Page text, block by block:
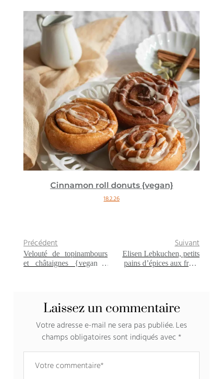
Cinnamon roll donuts {vegan}
18.2.26
Précédent
Velouté de topinambours
et châtaignes {vegan –
Suivant
Elisen Lebkuchen, petits
pains d’épices aux fruits
Laissez un commentaire
Votre adresse e-mail ne sera pas publiée.Les
champs obligatoires sont indiqués avec*